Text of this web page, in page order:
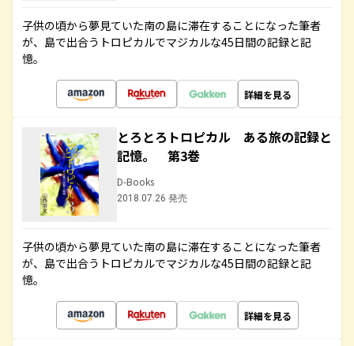
子供の頃から夢見ていた南の島に滞在することになった筆者
が、島で出合うトロピカルでマジカルな45日間の記録と記
憶。
詳細を見る
とろとろトロピカル ある旅の記録と
記憶。 第3巻
D-Books
2018.07.26 発売
子供の頃から夢見ていた南の島に滞在することになった筆者
が、島で出合うトロピカルでマジカルな45日間の記録と記
憶。
詳細を見る